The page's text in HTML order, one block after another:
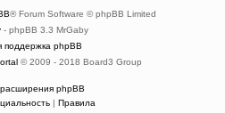
® Forum Software © phpBB Limited
- phpBB 3.3 MrGaby
поддержка phpBB
© 2009 - 2018 Board3 Group
phpBB
| Правила